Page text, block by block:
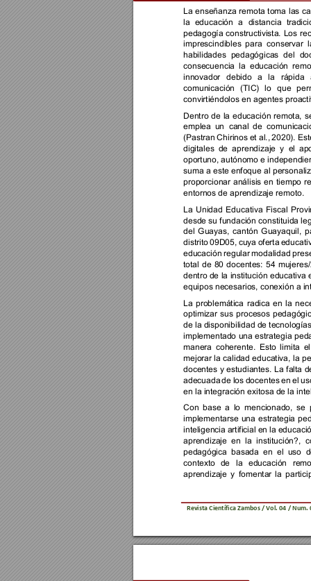
Revista Científica Zambos / Vol. 04 / Num.
La enseñanza remota toma las
la
educación a distancia
pedagogía constructivista. Los
imprescindibles para conservar
habilidades pedagógicas del
consecuencia la educación
innovador
debido a la rápida
comunicación
(TIC) lo que
convirtiéndolos en agentes
Dentro de la educación remota,
emplea un canal de
(Pastran Chirinos et al., 2020).
digitales de aprendizaje y el
oportuno, autónomo e
suma a este enfoque al
proporcionar análisis en tiempo
entornos de aprendizaje remoto.
La Unidad Educativa Fiscal
desde su fundación constituida
del Guayas, cantón Guayaquil,
distrito 09D05, cuya oferta
educación regular modalidad
total de 80 docentes: 54
dentro de la institución educativa
equipos necesarios, conexión a
La problemática radica en la
optimizar sus procesos
de la disponibilidad de
implementado una estrategia
manera coherente. Esto limita
mejorar la calidad educativa, la
docentes y estudiantes. La falta
adecuada de los docentes en el
en la integración exitosa de la
Con base a lo mencionado, se
implementarse una estrategia
inteligencia artificial en la
aprendizaje en la institución?,
pedagógica
basada en el uso
contexto
de la educación
aprendizaje y fomentar la